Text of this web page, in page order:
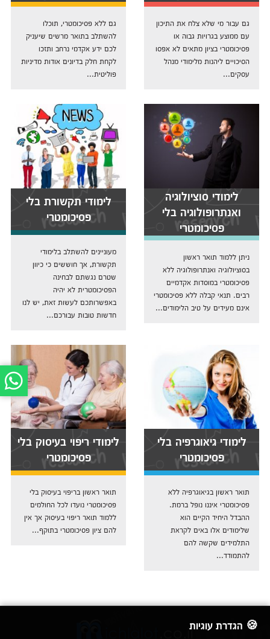
גם עבור מי שלא צלח את התיכון
עם ממוצע בגרויות גבוה או
פסיכומטרי בציון מתאים לא אפסו
הסיכויים ליהנות מלימודי מנהל
עסקים...
גם ללא פסיכומטרי, תוכלו
להשתלב בתואר מרשים שיעניק
לכם ידע אקדמי נרחב ותזכו
לקחת חלק בדיונים אודות מדיניות
פוליטית...
לימודי סוציולוגיה
ואנתרופולוגיה בלי
פסיכומטרי
ניתן ללמוד תואר ראשון
בסוציולוגיה ואנתרופולוגיה ללא
פסיכומטרי במוסדות אקדמיים
רבים. תנאי קבלה ללא פסיכומטרי
אינם מעידים על טיב הלימודים...
לימודי תקשורת בלי
פסיכומטרי
מעוניינים להשתלב בלימודי
תקשורת, אך חוששים כי כיוון
שטרם נגשתם לבחינה
הפסיכומטרית לא יהיה
באפשרותכם לעשות זאת, יש לנו
חדשות טובות עבורכם...
לימודי גיאוגרפיה בלי
פסיכומטרי
תואר ראשון בגיאוגרפיה ללא
פסיכומטרי איננו נופל ברמת.
ההבדל היחיד הקיים הוא
שלימודים אלו באים לקראת
התלמידים שקשה להם
להתמודד...
לימודי ריפוי בעיסוק בלי
פסיכומטרי
תואר ראשון בריפוי בעיסוק בלי
פסיכומטרי נועדו לכל החולמים
ללמוד תואר ריפוי בעיסוק אך אין
להם ציון פסיכומטרי בתוקף...
🍪 הגדרת עוגיות